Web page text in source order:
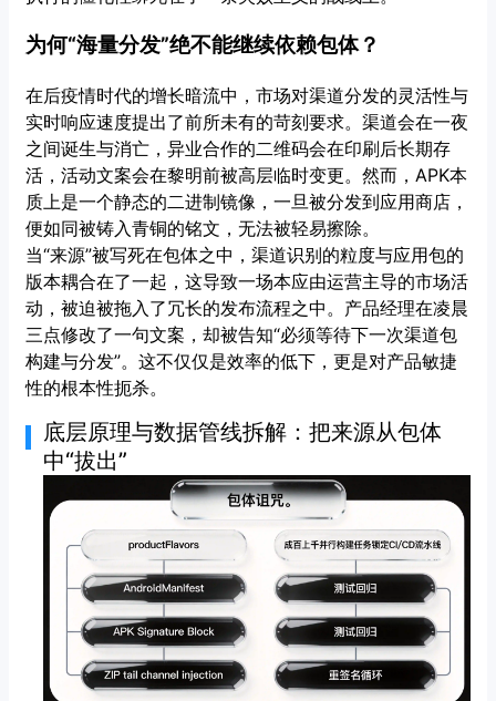
为何“海量分发”绝不能继续依赖包体？
在后疫情时代的增长暗流中，市场对渠道分发的灵活性与
实时响应速度提出了前所未有的苛刻要求。渠道会在一夜
之间诞生与消亡，异业合作的二维码会在印刷后长期存
活，活动文案会在黎明前被高层临时变更。然而，APK本
质上是一个静态的二进制镜像，一旦被分发到应用商店，
便如同被铸入青铜的铭文，无法被轻易擦除。
当“来源”被写死在包体之中，渠道识别的粒度与应用包的
版本耦合在了一起，这导致一场本应由运营主导的市场活
动，被迫被拖入了冗长的发布流程之中。产品经理在凌晨
三点修改了一句文案，却被告知“必须等待下一次渠道包
构建与分发”。这不仅仅是效率的低下，更是对产品敏捷
性的根本性扼杀。
底层原理与数据管线拆解：把来源从包体
中“拔出”